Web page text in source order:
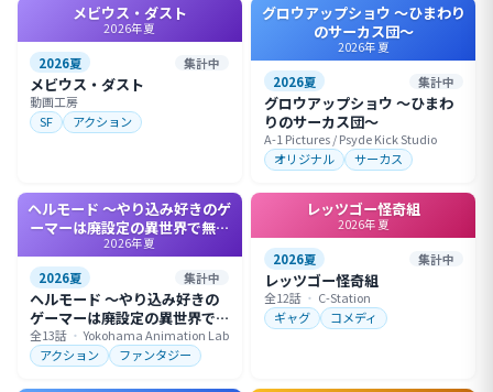
メビウス・ダスト
2026年夏
2026夏 集計中
メビウス・ダスト
動画工房
SF
アクション
グロウアップショウ ～ひまわり
のサーカス団～
2026年夏
2026夏 集計中
グロウアップショウ ～ひまわ
りのサーカス団～
A-1 Pictures / Psyde Kick Studio
オリジナル
サーカス
ヘルモード ～やり込み好きのゲ
ーマーは廃設定の異世界で無双
する～ 2nd Season
2026年夏
2026夏 集計中
ヘルモード ～やり込み好きの
ゲーマーは廃設定の異世界で
無双する～ 2nd Season
全13話 ・ Yokohama Animation Lab
アクション
ファンタジー
レッツゴー怪奇組
2026年夏
2026夏 集計中
レッツゴー怪奇組
全12話 ・ C-Station
ギャグ
コメディ